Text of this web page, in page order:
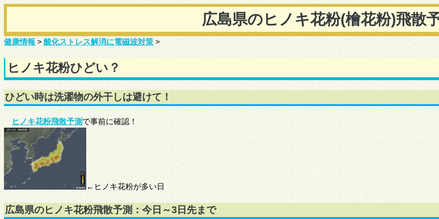
広島県のヒノキ花粉(檜花粉)飛散
健康情報 > 酸化ストレス解消に電磁波対策 >
ヒノキ花粉ひどい？
ひどい時は洗濯物の外干しは避けて！
ヒノキ花粉飛散予測 で事前に確認！
←ヒノキ花粉が多い日
広島県のヒノキ花粉飛散予測：今日～3日先まで